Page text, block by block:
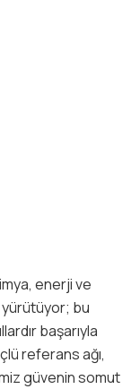
enerji ve
yürütüyor; bu
başarıyla
referans ağı,
güvenin somut